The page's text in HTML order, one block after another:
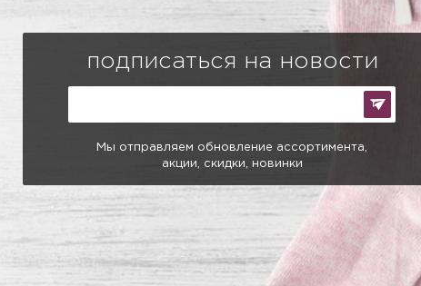
подписаться на новости
Мы отправляем обновление ассортимента,
акции, скидки, новинки